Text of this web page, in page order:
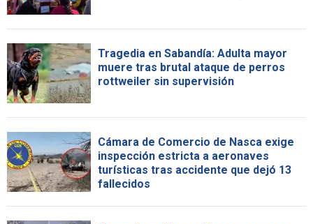
Tragedia en Sabandía: Adulta mayor
muere tras brutal ataque de perros
rottweiler sin supervisión
Cámara de Comercio de Nasca exige
inspección estricta a aeronaves
turísticas tras accidente que dejó 13
fallecidos